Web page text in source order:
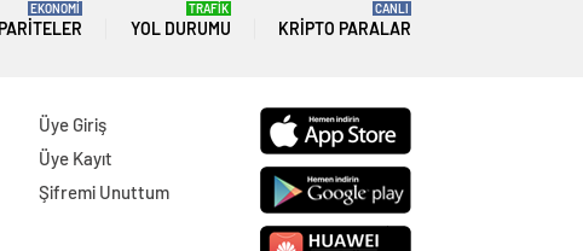
PARITELER
EKONOMİ
YOL DURUMU
TRAFİK
KRIPTO PARALAR
CANLI
Üye Giriş
Üye Kayıt
Şifremi Unuttum